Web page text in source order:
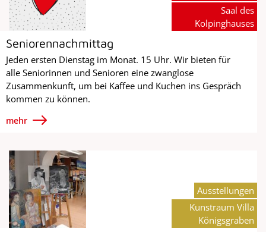
Seniorennachmittag
Jeden ersten Dienstag im Monat. 15 Uhr. Wir bieten für
alle Seniorinnen und Senioren eine zwanglose
Zusammenkunft, um bei Kaffee und Kuchen ins Gespräch
kommen zu können.
mehr
Saal des
Kolpinghauses
Ausstellungen
Kunstraum Villa
Königsgraben